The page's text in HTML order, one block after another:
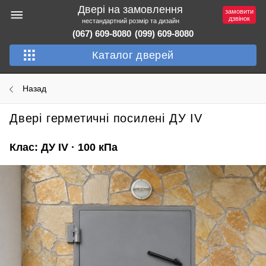
Двері на замовлення
нестандартний розмір та дизайн
(067) 609-8080 (099) 609-8080
Каталог дверей
замовити
дзвінок
Назад
Двері герметичні посилені ДУ IV
Клас: ДУ IV · 100 кПа